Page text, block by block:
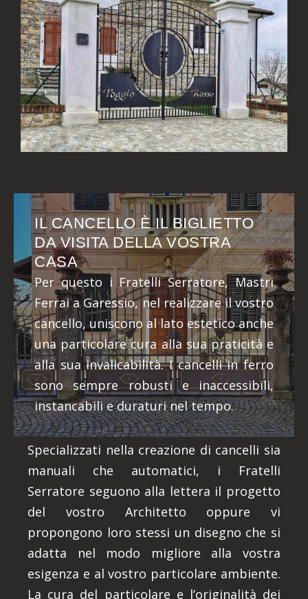
IL CANCELLO È IL BIGLIETTO
DA VISITA DELLA VOSTRA
CASA
Per questo i Fratelli Serratore, Mastri
Ferrai a Garessio, nel realizzare il vostro
cancello, uniscono al lato estetico anche
una particolare cura alla sua praticità e
alla sua invalicabilità. I cancelli in ferro
sono sempre robusti e inaccessibili,
instancabili e duraturi nel tempo.
Specializzati nella creazione di cancelli sia
manuali che automatici, i Fratelli
Serratore seguono alla lettera il progetto
del vostro Architetto oppure vi
propongono loro stessi un disegno che si
adatta nel modo migliore alla vostra
esigenza e al vostro particolare ambiente.
La cura del particolare e l’originalità dei